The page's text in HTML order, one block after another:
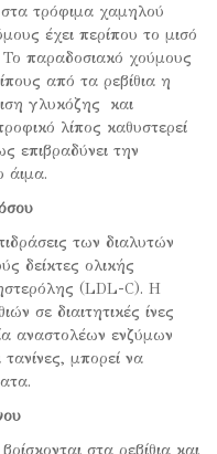
τρόφιμα χαμηλού
έχει περίπου το μισό
Το παραδοσιακό χούμους
από τα ρεβίθια η
γλυκόζης και
λίπος καθυστερεί
επιβραδύνει την
άιμα.
των διαλυτών
δείκτες ολικής
(LDL-C). Η
σε διαιτητικές ίνες
αναστολέων ενζύμων
μπορεί να
στα ρεβίθια και